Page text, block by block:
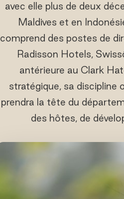
avec elle plus de deux
Maldives et en
comprend des postes de
Radisson Hotels,
antérieure au Clark
stratégique, sa discipline
prendra la tête du
des hôtes, de